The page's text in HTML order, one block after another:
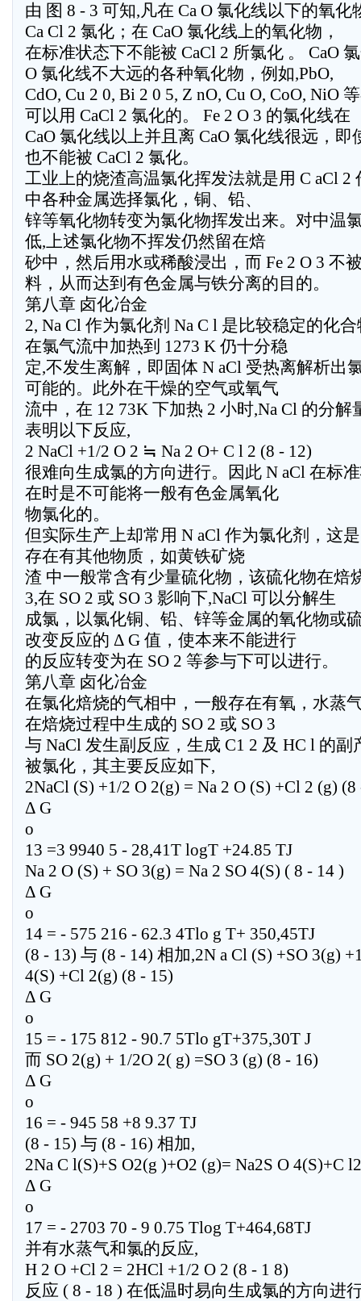
由 图 8 - 3 可知,凡在 Ca O 氯化线以下的氧
Ca Cl 2 氯化；在 CaO 氯化线上的氧化物，
在标准状态下不能被 CaCl 2 所氯化 。 CaO
O 氯化线不大远的各种氧化物，例如,PbO,
CdO, Cu 2 0, Bi 2 0 5, Z nO, Cu O, CoO, NiO
可以用 CaCl 2 氯化的。 Fe 2 O 3 的氯化线在
CaO 氯化线以上并且离 CaO 氯化线很远，
也不能被 CaCl 2 氯化。
工业上的烧渣高温氯化挥发法就是用 C aCl 2
中各种金属选择氯化，铜、铅、
锌等氧化物转变为氯化物挥发出来。对中温
低,上述氯化物不挥发仍然留在焙
砂中，然后用水或稀酸浸出，而 Fe 2 O 3 不
料，从而达到有色金属与铁分离的目的。
第八章 卤化冶金
2, Na Cl 作为氯化剂 Na C l 是比较稳定的化
在氯气流中加热到 1273 K 仍十分稳
定,不发生离解，即固体 N aCl 受热离解析出
可能的。此外在干燥的空气或氧气
流中，在 12 73K 下加热 2 小时,Na Cl 的分解
表明以下反应,
2 NaCl +1/2 O 2 ≒ Na 2 O+ C l 2 (8 - 12)
很难向生成氯的方向进行。因此 N aCl 在标
在时是不可能将一般有色金属氧化
物氯化的。
但实际生产上却常用 N aCl 作为氯化剂，这
存在有其他物质，如黄铁矿烧
渣 中一般常含有少量硫化物，该硫化物在焙
3,在 SO 2 或 SO 3 影响下,NaCl 可以分解生
成氯，以氯化铜、铅、锌等金属的氧化物或
改变反应的 Δ G 值，使本来不能进行
的反应转变为在 SO 2 等参与下可以进行。
第八章 卤化冶金
在氯化焙烧的气相中，一般存在有氧，水蒸
在焙烧过程中生成的 SO 2 或 SO 3
与 NaCl 发生副反应，生成 C1 2 及 HC l 的副
被氯化，其主要反应如下,
2NaCl (S) +1/2 O 2(g) = Na 2 O (S) +Cl 2 (g) (8
Δ G
o
13 =3 9940 5 - 28,41T logT +24.85 TJ
Na 2 O (S) + SO 3(g) = Na 2 SO 4(S) ( 8 - 14 )
Δ G
o
14 = - 575 216 - 62.3 4Tlo g T+ 350,45TJ
(8 - 13) 与 (8 - 14) 相加,2N a Cl (S) +SO 3(g)
4(S) +Cl 2(g) (8 - 15)
Δ G
o
15 = - 175 812 - 90.7 5Tlo gT+375,30T J
而 SO 2(g) + 1/2O 2( g) =SO 3 (g) (8 - 16)
Δ G
o
16 = - 945 58 +8 9.37 TJ
(8 - 15) 与 (8 - 16) 相加,
2Na C l(S)+S O2(g )+O2 (g)= Na2S O 4(S)+C
Δ G
o
17 = - 2703 70 - 9 0.75 Tlog T+464,68TJ
并有水蒸气和氯的反应,
H 2 O +Cl 2 = 2HCl +1/2 O 2 (8 - 1 8)
反应 ( 8 - 18 ) 在低温时易向生成氯的方向进